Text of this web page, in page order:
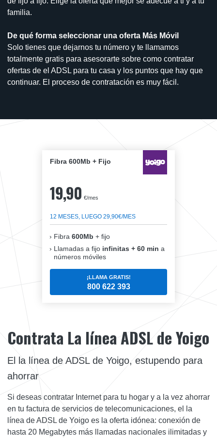
familia.
De qué forma seleccionar una oferta Más Móvil
Solo tienes que dejarnos tu número y te llamamos
totalmente gratis para asesorarte sobre como contratar
ofertas de el ADSL para tu casa y los puntos que hay que
continuar. El proceso de contratación es muy fácil.
Fibra 600Mb + Fijo
19,90 €/mes
12 MESES, LUEGO 29,90€/MES
Fibra 600Mb + fijo
Llamadas a fijo infinitas + 60 min a
números móviles
¡LLAMA GRATIS!
800 622 393
Contrata La línea ADSL de Yoigo
El la línea de ADSL de Yoigo, estupendo para
ahorrar
Si deseas contratar Internet para tu hogar y a la vez ahorrar
en tu factura de servicios de telecomunicaciones, el la
línea de ADSL de Yoigo es la oferta idónea: conexión de
hasta 20 Megabytes más llamadas nacionales ilimitadas y